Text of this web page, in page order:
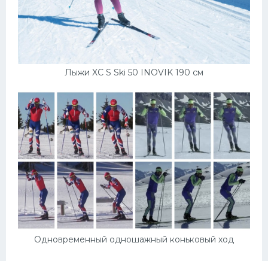
Лыжи XC S Ski 50 INOVIK 190 см
Одновременный одношажный коньковый ход